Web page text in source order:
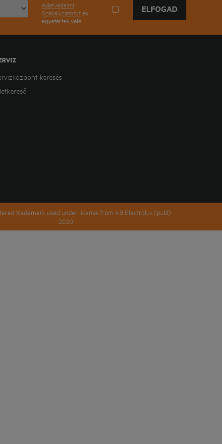
Adatvédelmi
Szabályzatototés
egyetértek vele
ELFOGAD
keresés
trademark used under license from AB Electrolux (publ)
2020